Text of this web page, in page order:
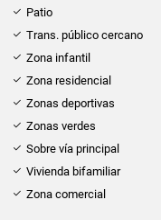
Patio
Trans. público cercano
Zona infantil
Zona residencial
Zonas deportivas
Zonas verdes
Sobre vía principal
Vivienda bifamiliar
Zona comercial